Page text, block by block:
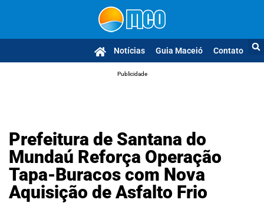
Notícias Guia Maceió Contato
Publicidade
Prefeitura de Santana do
Mundaú Reforça Operação
Tapa-Buracos com Nova
Aquisição de Asfalto Frio